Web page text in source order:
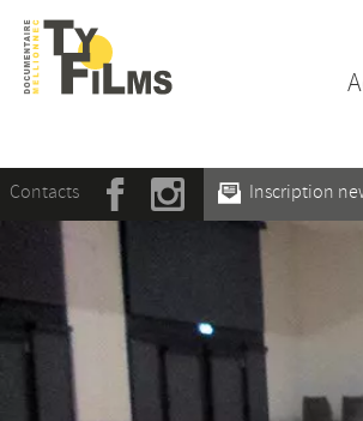
Contacts Inscription